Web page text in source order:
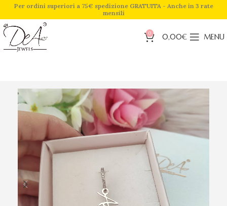
Per ordini superiori a 75€ spedizione GRATUITA - Anche in 3 rate
mensili
0 0,00€ MENU